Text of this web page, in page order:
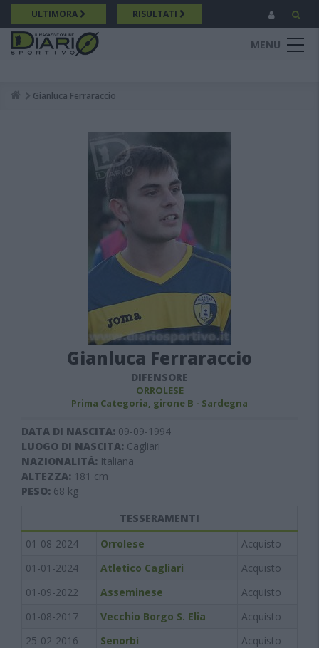
Salta
al
contenuto
principale
ULTIMORA RISULTATI
MENU
Breadcrumb
Gianluca Ferraraccio
Gianluca Ferraraccio
DIFENSORE
ORROLESE
Prima Categoria, girone B - Sardegna
DATA DI NASCITA: 09-09-1994
LUOGO DI NASCITA: Cagliari
NAZIONALITÀ: Italiana
ALTEZZA: 181 cm
PESO: 68 kg
TESSERAMENTI
01-08-2024
Orrolese
Acquisto
01-01-2024
Atletico Cagliari
Acquisto
01-09-2022
Asseminese
Acquisto
01-08-2017
Vecchio Borgo S. Elia
Acquisto
25-02-2016
Senorbì Acquisto